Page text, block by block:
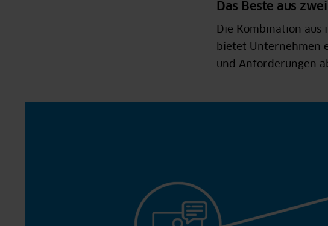
Das Beste aus
Die Kombination
bietet Unternehmen
und Anforderungen